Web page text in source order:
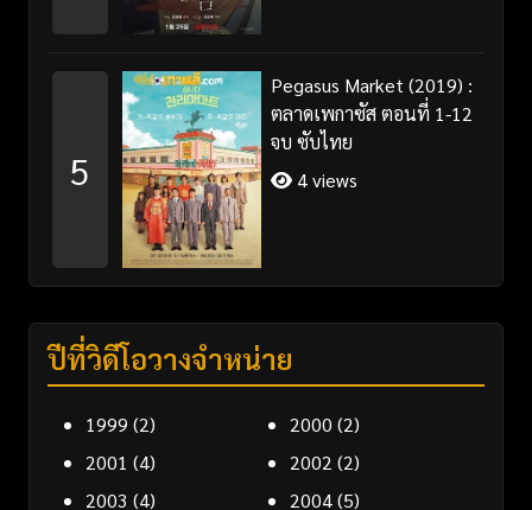
5
Pegasus Market (2019) :
ตลาดเพกาซัส ตอนที่ 1-12
จบ ซับไทย
4 views
ปีที่วิดีโอวางจำหน่าย
1999 (2) 2000 (2)
2001 (4) 2002 (2)
2003 (4) 2004(5)